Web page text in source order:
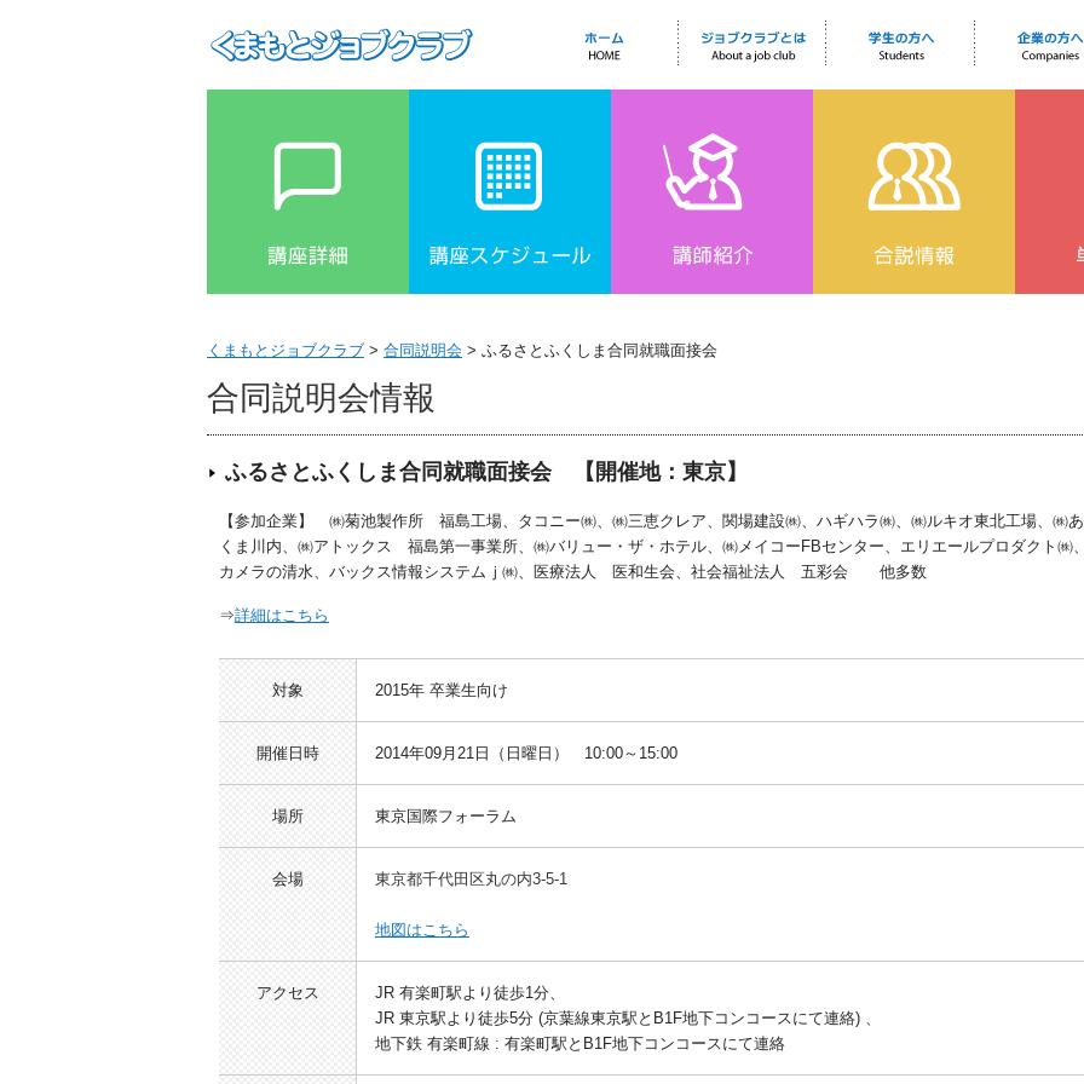
くまもとジョブクラブ > 合同説明会 > ふるさとふくしま合同就職面接会
合同説明会情報
ふるさとふくしま合同就職面接会【開催地：東京】
【参加企業】 ㈱菊池製作所 福島工場、タコニー㈱、㈱三恵クレア、関場建設㈱、ハギハラ㈱、㈱ルキオ東北工場、㈱
くま川内、㈱アトックス 福島第一事業所、㈱バリュー・ザ・ホテル、㈱メイコーFBセンター、エリエールプロダクト㈱
カメラの清水、バックス情報システムｊ㈱、医療法人 医和生会、社会福祉法人 五彩会 他多数
⇒詳細はこちら
対象 2015年 卒業生向け
開催日時 2014年09月21日（日曜日） 10:00～15:00
場所 東京国際フォーラム
会場 東京都千代田区丸の内3-5-1
地図はこちら
アクセス
JR 有楽町駅より徒歩1分、
JR 東京駅より徒歩5分 (京葉線東京駅とB1F地下コンコースにて連絡) 、
地下鉄 有楽町線 : 有楽町駅とB1F地下コンコースにて連絡